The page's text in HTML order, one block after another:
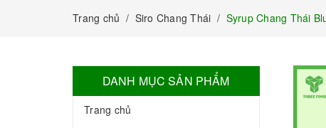
Trang chủ / Siro Chang Thái / Syrup Chang Thái
DANH MỤC SẢN PHẨM
Trang chủ